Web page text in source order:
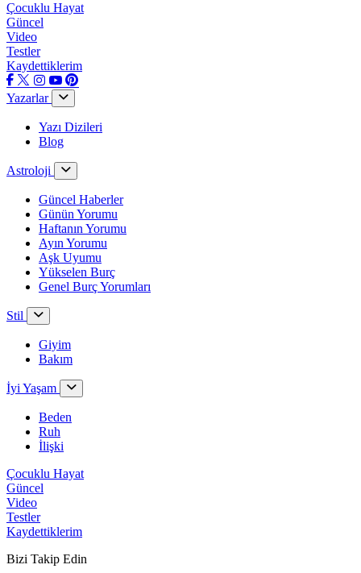
Çocuklu Hayat
Güncel
Video
Testler
Kaydettiklerim
Yazarlar
Yazı Dizileri
Blog
Astroloji
Güncel Haberler
Günün Yorumu
Haftanın Yorumu
Ayın Yorumu
Aşk Uyumu
Yükselen Burç
Genel Burç Yorumları
Stil
Giyim
Bakım
İyi Yaşam
Beden
Ruh
İlişki
Çocuklu Hayat
Güncel
Video
Testler
Kaydettiklerim
Bizi Takip Edin